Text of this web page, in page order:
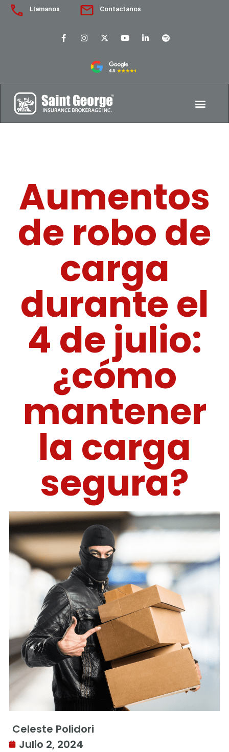
Llamanos Contactanos
Aumentos
de robo de
carga
durante el
4 de julio:
¿cómo
mantener
la carga
segura?
Celeste Polidori
Julio 2, 2024